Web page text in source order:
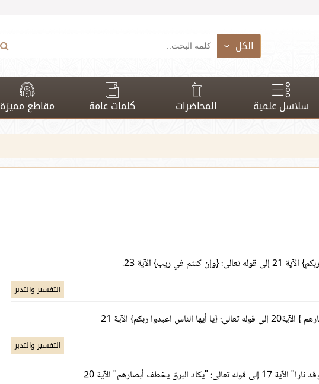
الكل
سلاسل علمية المحاضرات كلمات عامة مقاطع مميزة
التفسير والتدبر
التفسير والتدبر